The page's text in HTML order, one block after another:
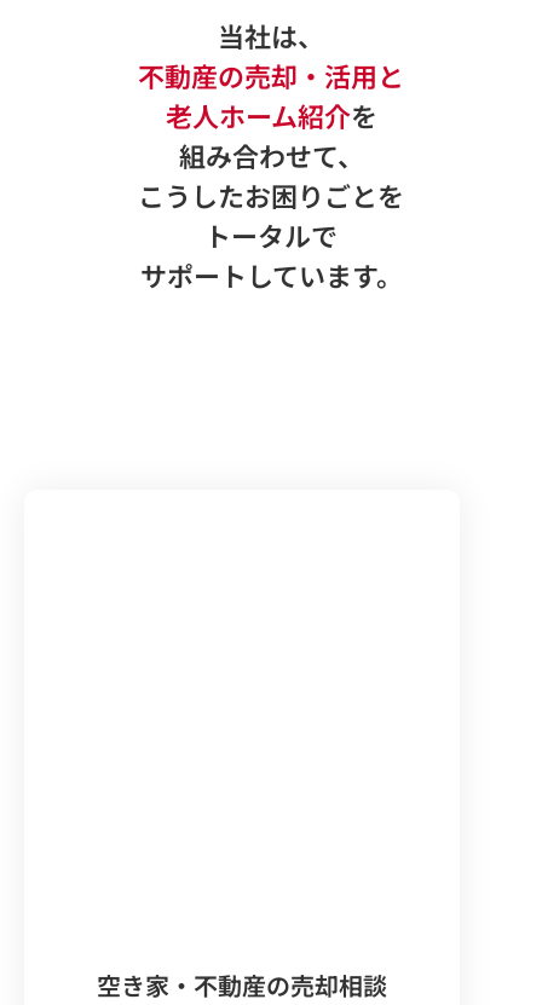
当社は、
不動産の売却・活用と
老人ホーム紹介を
組み合わせて、
こうしたお困りごとを
トータルで
サポートしています。
空き家・不動産の売却相談